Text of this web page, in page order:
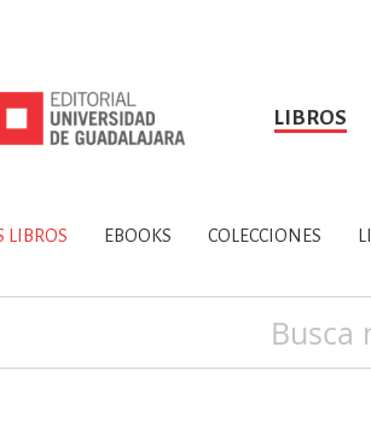
LIBROS
TODOS LOS LIBROS
NOSOTROS HISTORIA
CIENCIAS DE LA
LIBROS EBOOKS COLECCIONES